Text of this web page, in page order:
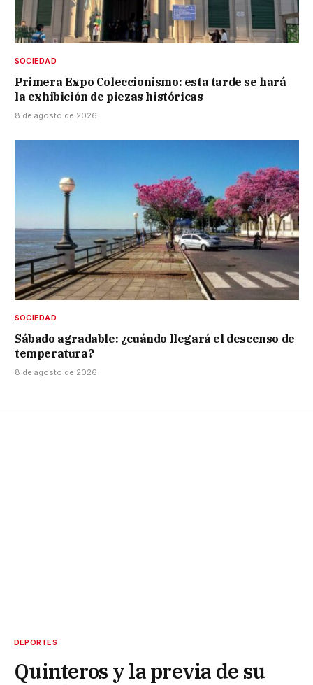
SOCIEDAD
Primera Expo Coleccionismo: esta tarde se hará
la exhibición de piezas históricas
8 de agosto de 2026
SOCIEDAD
Sábado agradable: ¿cuándo llegará el descenso de
temperatura?
8 de agosto de 2026
DEPORTES
Quinteros y la previa de su